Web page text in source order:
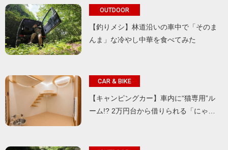
OUTDOOR
【釣りメシ】林道沿いの車中で「そのま
んま」な冷やし中華を食べてみた
CAR & BIKE
【キャンピングカー】車内に“猫専用”ル
ーム!? 2万円台から借りられる「にゃ…